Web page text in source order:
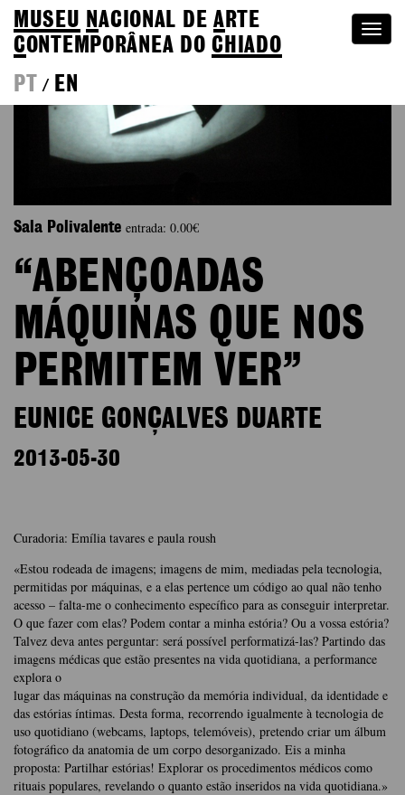
MUSEU NACIONAL DEA RTE
CONTEMPORÂNEA DOCHIADO
PT
/ EN
Sala Polivalente entrada: 0.00€
“ABENÇOADAS
MÁQUINAS QUE NOS
PERMITEM VER”
EUNICE GONÇALVES DUARTE
2013-05-30
Curadoria: Emília tavares e paula roush
«Estou rodeada de imagens; imagens de mim, mediadas pela tecnologia,
permitidas por máquinas, e a elas pertence um código ao qual não tenho
acesso – falta-me o conhecimento específico para as conseguir interpretar.
O que fazer com elas? Podem contar a minha estória? Ou a vossa estória?
Talvez deva antes perguntar: será possível performatizá-las? Partindo das
imagens médicas que estão presentes na vida quotidiana, a performance
explora o
lugar das máquinas na construção da memória individual, da identidade e
das estórias íntimas. Desta forma, recorrendo igualmente à tecnologia de
uso quotidiano (webcams, laptops, telemóveis), pretendo criar um álbum
fotográfico da anatomia de um corpo desorganizado. Eis a minha
proposta: Partilhar estórias! Explorar os procedimentos médicos como
rituais populares, revelando o quanto estão inseridos na vida quotidiana.»